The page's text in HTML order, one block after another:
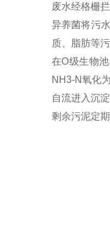
废水经格栅
异养菌将污
质、脂肪等
在O级生物
NH3-N氧化
自流进入沉
剩余污泥定